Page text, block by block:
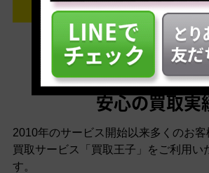
安心の買取実
2010年のサービス開始以来多くのお客
買取サービス「買取王子」をご利用い
す。